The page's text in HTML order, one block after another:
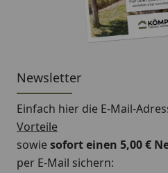
Newsletter
Einfach hier die E-Mail-
Vorteile
sowiesofort einen 5,00 €
per E-Mail sichern: